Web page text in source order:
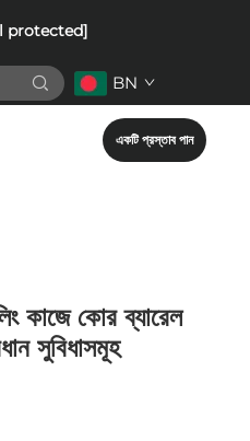
protected]
BN
একটি প্রস্তাব পান
কাজে কোর ব্যারেল
সুবিধাসমূহ